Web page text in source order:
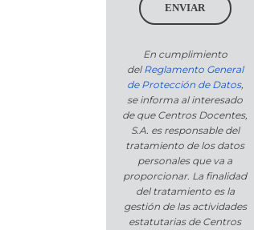
ENVIAR
En cumplimiento
delReglamento General
de Protección de Datos,
se informa al interesado
de que Centros Docentes,
S.A. es responsable del
tratamiento de los datos
personales que va a
proporcionar. La finalidad
del tratamiento es la
gestión de las actividades
estatutarias de Centros